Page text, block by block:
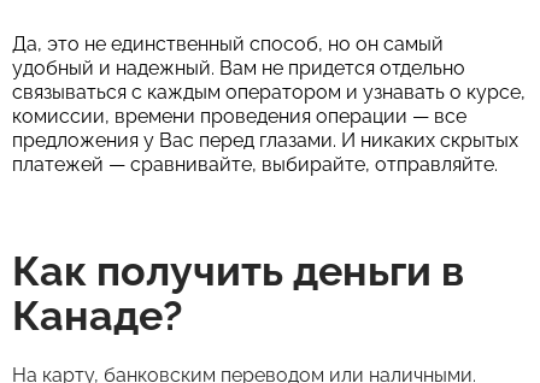
Да, это не единственный способ, но он самый
удобный и надежный. Вам не придется отдельно
связываться с каждым оператором и узнавать о курсе,
комиссии, времени проведения операции — все
предложения у Вас перед глазами. И никаких скрытых
платежей — сравнивайте, выбирайте, отправляйте.
Как получить деньги в
Канаде?
На карту, банковским переводом или наличными.